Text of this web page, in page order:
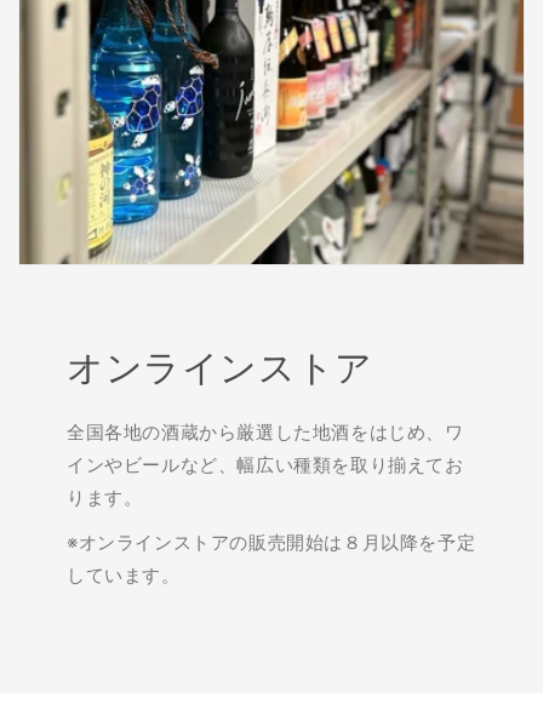
オンラインストア
全国各地の酒蔵から厳選した地酒をはじめ、ワ
インやビールなど、幅広い種類を取り揃えてお
ります。
※オンラインストアの販売開始は８月以降を予定
しています。